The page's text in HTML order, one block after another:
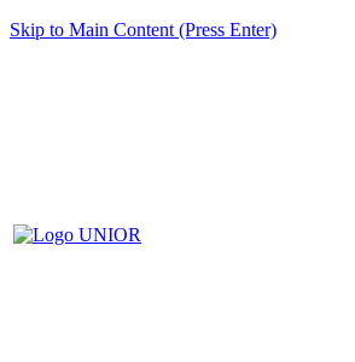
Skip to Main Content (Press Enter)